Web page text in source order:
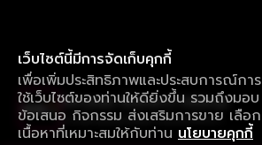
เว็บไซต์นี้มีการจัดเก็บคุกกี้
เพื่อเพิ่มประสิทธิภาพและประสบการณ์การ
ใช้เว็บไซต์ของท่านให้ดียิ่งขึ้น รวมถึงมอบ
ข้อเสนอ กิจกรรม ส่งเสริมการขาย เลือก
เนื้อหาที่เหมาะสมให้กับท่าน นโยบายคุกกี้
ใช้งานแอป ลื่นไหลกว่า ไม่มีสะดุด
ดาวน์โหลดแอปเพื่อการรับชมที่ดีกว่า